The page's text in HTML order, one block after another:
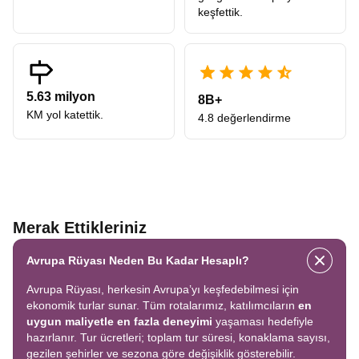
keşfettik.
5.63 milyon
KM yol katettik.
8B+
4.8 değerlendirme
Merak Ettikleriniz
Avrupa Rüyası Neden Bu Kadar Hesaplı?
Avrupa Rüyası, herkesin Avrupa’yı keşfedebilmesi için
ekonomik turlar sunar. Tüm rotalarımız, katılımcıların en
uygun maliyetle en fazla deneyimi yaşaması hedefiyle
hazırlanır. Tur ücretleri; toplam tur süresi, konaklama sayısı,
gezilen şehirler ve sezona göre değişiklik gösterebilir.